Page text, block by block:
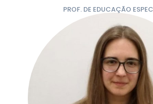
PROF. DE EDUCAÇÃO